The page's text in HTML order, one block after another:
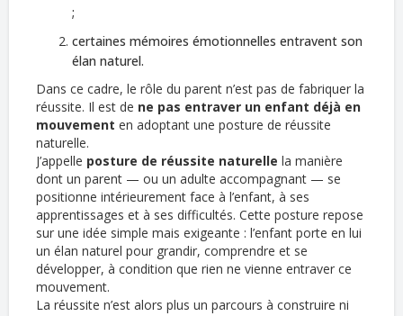
;
certaines mémoires émotionnelles entravent son
élan naturel.
Dans ce cadre, le rôle du parent n’est pas de fabriquer la
réussite. Il est de ne pas entraver un enfant déjà en
mouvement en adoptant une posture de réussite
naturelle.
J’appelle posture de réussite naturelle la manière
dont un parent — ou un adulte accompagnant — se
positionne intérieurement face à l’enfant, à ses
apprentissages et à ses difficultés. Cette posture repose
sur une idée simple mais exigeante : l’enfant porte en lui
un élan naturel pour grandir, comprendre et se
développer, à condition que rien ne vienne entraver ce
mouvement.
La réussite n’est alors plus un parcours à construire ni